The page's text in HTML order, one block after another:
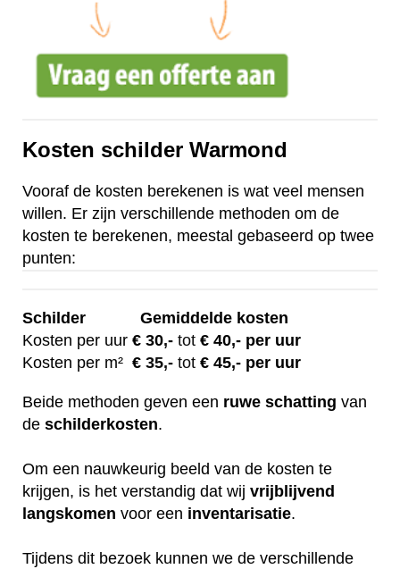
Kosten schilder Warmond
Vooraf de kosten berekenen is wat veel mensen
willen. Er zijn verschillende methoden om de
kosten te berekenen, meestal gebaseerd op twee
punten:
Schilder
Gemiddelde kosten
Kosten per uur € 30,- tot € 40,- per uur
Kosten per m² € 35,- tot € 45,- per uur
Beide methoden geven een ruwe schatting van
de schilderkosten.
Om een nauwkeurig beeld van de kosten te
krijgen, is het verstandig dat wij vrijblijvend
langskomen voor een inventarisatie.
Tijdens dit bezoek kunnen we de verschillende